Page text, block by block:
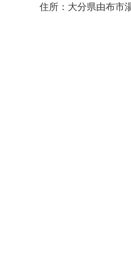
住所：大分県由布市